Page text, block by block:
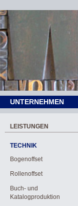
UNTERNEHMEN
LEISTUNGEN
TECHNIK
Bogenoffset
Rollenoffset
Buch- und
Katalogproduktion